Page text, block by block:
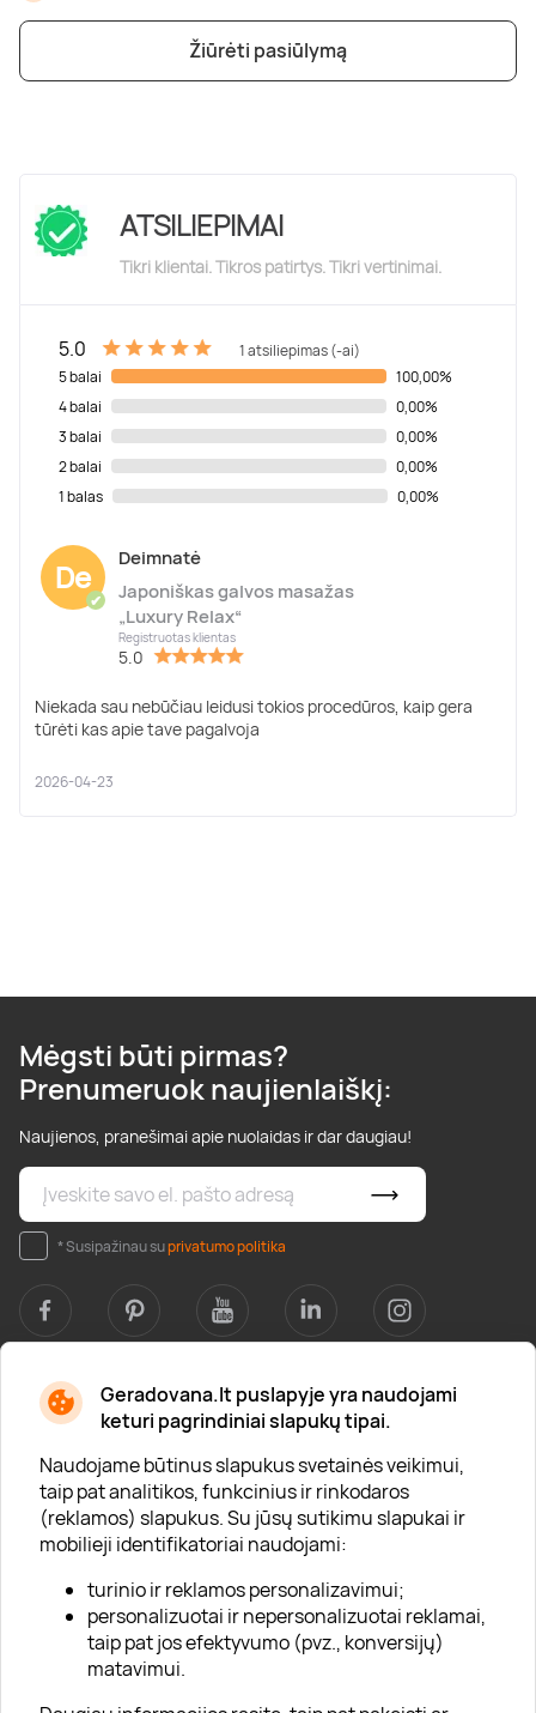
Geradovana.lt puslapyje yra naudojami
keturi pagrindiniai slapukų tipai.
Naudojame būtinus slapukus svetainės veikimui,
taip pat analitikos, funkcinius ir rinkodaros
(reklamos) slapukus. Su jūsų sutikimu slapukai ir
mobilieji identifikatoriai naudojami:
turinio ir reklamos personalizavimui;
personalizuotai ir nepersonalizuotai reklamai,
taip pat jos efektyvumo (pvz., konversijų)
matavimui.
Žiūrėti pasiūlymą
ATSILIEPIMAI
Tikri klientai. Tikros patirtys. Tikri vertinimai.
5.0
1 atsiliepimas (-ai)
5 balai
100,00%
4 balai
0,00%
3 balai
0,00%
2 balai
0,00%
1 balas
0,00%
De
✔
Deimnatė
Japoniškas galvos masažas
„Luxury Relax“
Registruotas klientas
5.0
Niekada sau nebūčiau leidusi tokios procedūros, kaip gera
tūrėti kas apie tave pagalvoja
2026-04-23
Mėgsti būti pirmas?
Prenumeruok naujienlaiškį:
Naujienos, pranešimai apie nuolaidas ir dar daugiau!
* Susipažinau suprivatumo politika
Apie mus
Apie „Gera Dovana“
Lojalumo klubas
Karjera
Visi partneriai
Kontaktai
Tinklaraštis